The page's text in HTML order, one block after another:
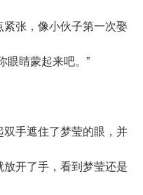
张，像小伙子第一次娶
眼睛蒙起来吧。”
手遮住了梦莹的眼，并
开了手，看到梦莹还是